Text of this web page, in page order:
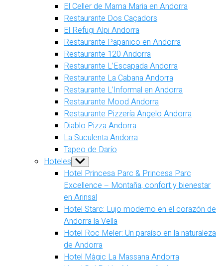
El Celler de Mama Maria en Andorra
Restaurante Dos Caçadors
El Refugi Alpi Andorra
Restaurante Papanico en Andorra
Restaurante 120 Andorra
Restaurante L’Escapada Andorra
Restaurante La Cabana Andorra
Restaurante L’Informal en Andorra
Restaurante Mood Andorra
Restaurante Pizzería Angelo Andorra
Diablo Pizza Andorra
La Suculenta Andorra
Tapeo de Darío
Hoteles Show
sub
menu
Hotel Princesa Parc & Princesa Parc
Excellence – Montaña, confort y bienestar
en Arinsal
Hotel Starc: Lujo moderno en el corazón de
Andorra la Vella
Hotel Roc Meler: Un paraíso en la naturaleza
de Andorra
Hotel Màgic La Massana Andorra